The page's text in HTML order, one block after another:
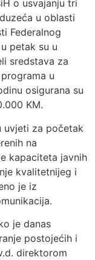
o usvajanju tri
u oblasti
Federalnog
petak su u
sredstava za
u
osigurana su
KM.
uvjeti za početak
na
kapaciteta javnih
kvalitetnijeg i
je iz
je danas
postojećih i
direktorom